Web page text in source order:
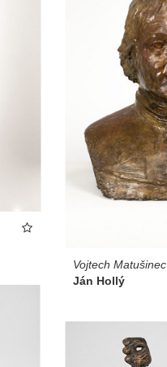
Vojtech Matušinec
Ján Hollý